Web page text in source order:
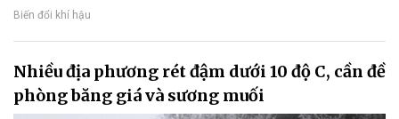
Biến đổi khí hậu
Nhiều địa phương rét đậm dưới 10 độ C, cần đề
phòng băng giá và sương muối